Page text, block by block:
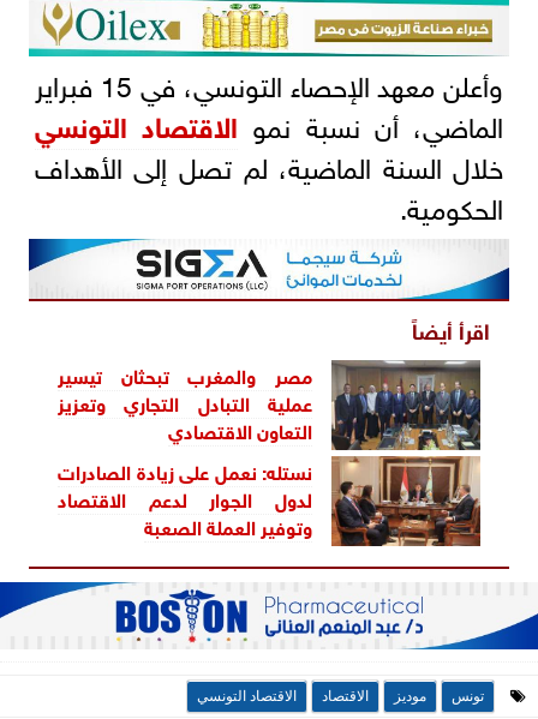
وأعلن معهد الإحصاء التونسي، في 15 فبراير
الماضي، أن نسبة نمو الاقتصاد التونسي
خلال السنة الماضية، لم تصل إلى الأهداف
الحكومية.
اقرأ أيضاً
مصر والمغرب تبحثان تيسير
عملية التبادل التجاري وتعزيز
التعاون الاقتصادي
نستله: نعمل على زيادة الصادرات
لدول الجوار لدعم الاقتصاد
وتوفير العملة الصعبة
تونس موديز الاقتصاد الاقتصاد التونسي